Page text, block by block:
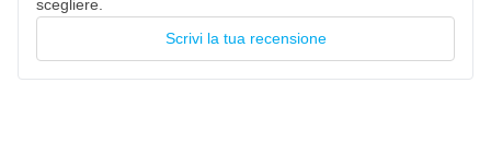
scegliere.
Scrivi la tua recensione